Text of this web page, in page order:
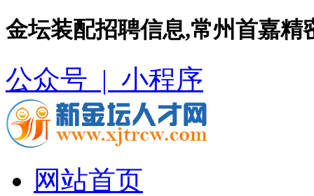
金坛装配招聘信息,常州首嘉精
公众号 | 小程序
网站首页